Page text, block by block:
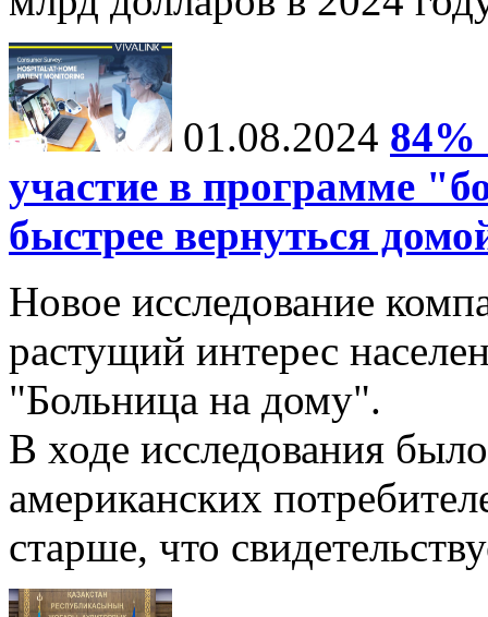
01.08.2024 84%
участие в программе
быстрее вернуться
Новое исследование
растущий интерес
"Больница на дому".
В ходе исследования
американских
старше, что